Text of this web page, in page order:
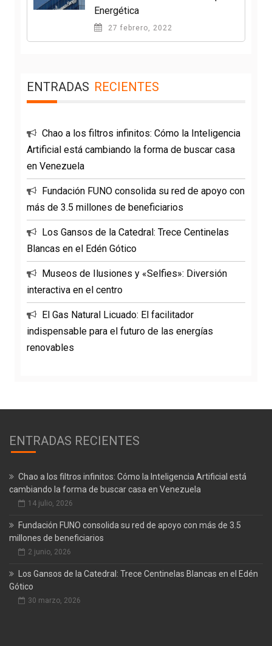
Energética
27 febrero, 2022
ENTRADAS RECIENTES
Chao a los filtros infinitos: Cómo la Inteligencia
Artificial está cambiando la forma de buscar casa
en Venezuela
Fundación FUNO consolida su red de apoyo con
más de 3.5 millones de beneficiarios
Los Gansos de la Catedral: Trece Centinelas
Blancas en el Edén Gótico
Museos de Ilusiones y «Selfies»: Diversión
interactiva en el centro
El Gas Natural Licuado: El facilitador
indispensable para el futuro de las energías
renovables
ENTRADAS RECIENTES
Chao a los filtros infinitos: Cómo la Inteligencia Artificial está
cambiando la forma de buscar casa en Venezuela
14 julio, 2026
Fundación FUNO consolida su red de apoyo con más de 3.5
millones de beneficiarios
2 junio, 2026
Los Gansos de la Catedral: Trece Centinelas Blancas en el Edén
Gótico
30 marzo, 2026